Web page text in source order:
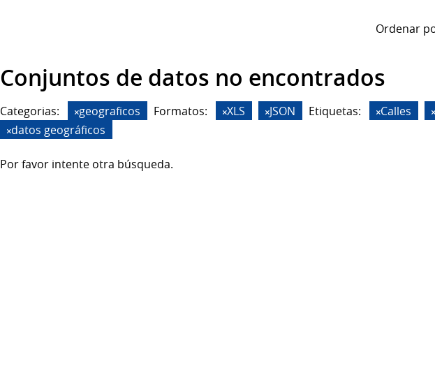
Ordenar
Conjuntos de datos no encontrados
Categorias: geograficos Formatos: XLS JSON Etiquetas: Calles
datos geográficos
Por favor intente otra búsqueda.